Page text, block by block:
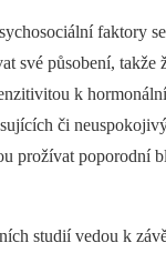
faktory
své působení, takže
k
či
prožívat poporodní
studií vedou k